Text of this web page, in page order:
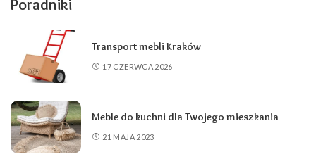
Poradniki
Transport mebli Kraków
17 CZERWCA 2026
Meble do kuchni dla Twojego mieszkania
21 MAJA 2023